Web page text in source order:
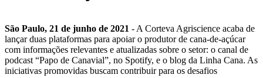
São Paulo, 21 de junho de 2021 - A Corteva Agriscience acaba de
lançar duas plataformas para apoiar o produtor de cana-de-açúcar
com informações relevantes e atualizadas sobre o setor: o canal de
podcast “Papo de Canavial”, no Spotify, e o blog da Linha Cana. As
iniciativas promovidas buscam contribuir para os desafios